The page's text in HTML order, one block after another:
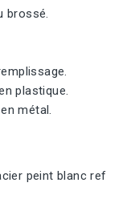
brossé.
plastique.
métal.
peint blanc ref